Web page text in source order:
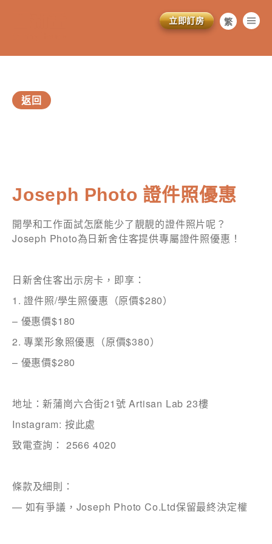
先生
姓*
身份
電郵*
繁
EN
立即訂房
返回
Joseph Photo 證件照優惠
開學和工作面試怎麼能少了靚靚的證件照片呢？
Joseph Photo為日新舍住客提供專屬證件照優惠！
日新舍住客出示房卡，即享：
1. 證件照/學生照優惠（原價$280）
– 優惠價$180
2. 專業形象照優惠（原價$380）
– 優惠價$280
地址：新蒲崗六合街21號 Artisan Lab 23樓
Instagram: 按此處
致電查詢： 2566 4020
條款及細則：
— 如有爭議，Joseph Photo Co.Ltd保留最終決定權